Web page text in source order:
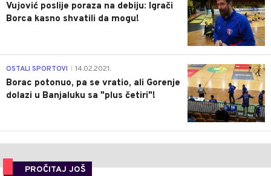
Vujović poslije poraza na debiju: Igrači
Borca kasno shvatili da mogu!
3
OSTALI SPORTOVI 14.02.2021.
Borac potonuo, pa se vratio, ali Gorenje
dolazi u Banjaluku sa "plus četiri"!
PROČITAJ JOŠ